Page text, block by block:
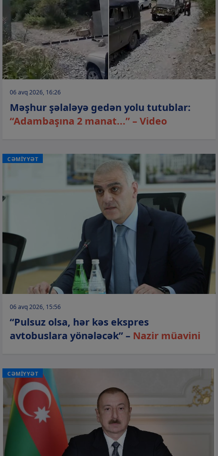
06 avq 2026, 16:26
Məşhur şəlaləyə gedən yolu tutublar:
“Adambaşına 2 manat...” – Video
CƏMİYYƏT
06 avq 2026, 15:56
“Pulsuz olsa, hər kəs ekspres
avtobuslara yönələcək” – Nazir müavini
CƏMİYYƏT